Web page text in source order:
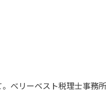
べリーベスト税理士事務